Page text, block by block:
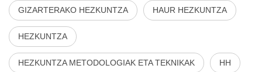
GIZARTERAKO HEZKUNTZA HAUR HEZKUNTZA
HEZKUNTZA
HEZKUNTZA METODOLOGIAK ETA TEKNIKAK HH